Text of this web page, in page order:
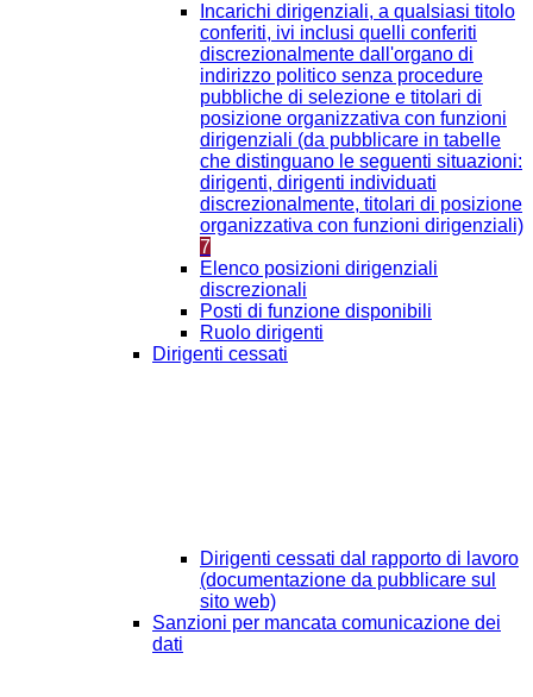
Incarichi dirigenziali, a qualsiasi titolo
conferiti, ivi inclusi quelli conferiti
discrezionalmente dall'organo di
indirizzo politico senza procedure
pubbliche di selezione e titolari di
posizione organizzativa con funzioni
dirigenziali (da pubblicare in tabelle
che distinguano le seguenti situazioni:
dirigenti, dirigenti individuati
discrezionalmente, titolari di posizione
organizzativa con funzioni dirigenziali)
7
Elenco posizioni dirigenziali
discrezionali
Posti di funzione disponibili
Ruolo dirigenti
Dirigenti cessati
Dirigenti cessati dal rapporto di lavoro
(documentazione da pubblicare sul
sito web)
Sanzioni per mancata comunicazione dei
dati